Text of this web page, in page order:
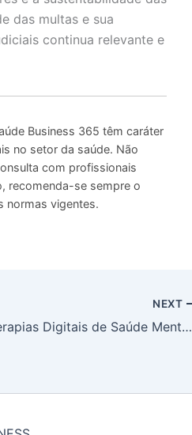
das multas e sua
continua relevante e
Business 365 têm caráter
no setor da saúde. Não
com profissionais
recomenda-se sempre o
normas vigentes.
NEXT
Terapias Digitais de Saúde Mental no Metaverso em Alta